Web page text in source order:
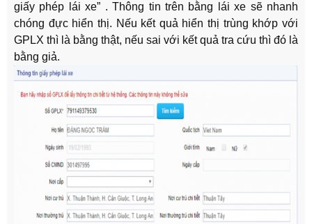
giấy phép lái xe” . Thông tin trên bằng lái xe sẽ nhanh
chóng đực hiển thị. Nếu kết quả hiển thị trùng khớp với
GPLX thì là bằng thật, nếu sai với kết quả tra cứu thì đó là
bằng giả.